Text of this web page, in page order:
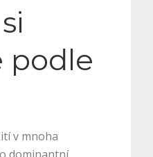
podle
v mnoha